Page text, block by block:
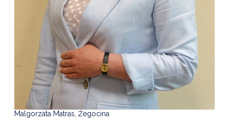
Malgorzata Matras, Żegocina